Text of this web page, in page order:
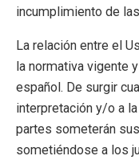
incumplimiento de
La relación entre el
la normativa vigente
español. De surgir
interpretación y/o a
partes someterán
sometiéndose a los